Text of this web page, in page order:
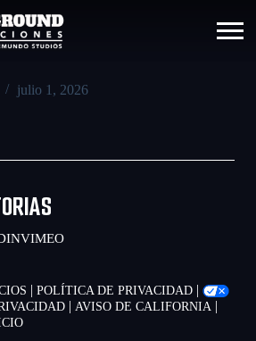
julio 1, 2026
VIMEO
| POLÍTICA DE PRIVACIDAD |
| AVISO DE CALIFORNIA |